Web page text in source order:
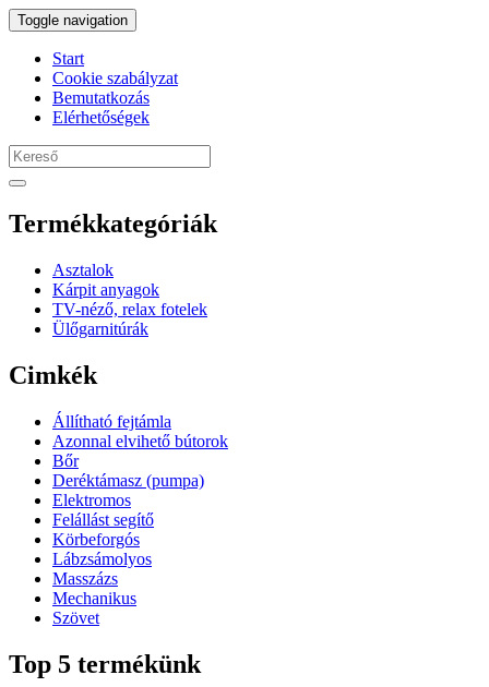
Toggle navigation
Start
Cookie szabályzat
Bemutatkozás
Elérhetőségek
Termékkategóriák
Asztalok
Kárpit anyagok
TV-néző, relax fotelek
Ülőgarnitúrák
Cimkék
Állítható fejtámla
Azonnal elvihető bútorok
Bőr
Deréktámasz (pumpa)
Elektromos
Felállást segítő
Körbeforgós
Lábzsámolyos
Masszázs
Mechanikus
Szövet
Top 5 termékünk